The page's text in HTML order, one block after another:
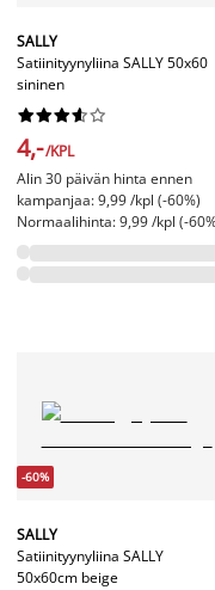
SALLY
Satiinityynyliina SALLY 50x60
sininen






4,-/KPL
Alin 30 päivän hinta ennen
kampanjaa: 9,99 /kpl (-60%)
Normaalihinta: 9,99 /kpl (-
-60%
SALLY
Satiinityynyliina SALLY
50x60cm beige